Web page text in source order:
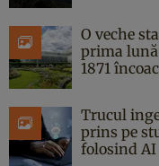
O veche
prima
1871
Trucul
prins pe
folosind AI